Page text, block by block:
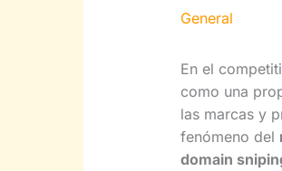
General
En el
como una
las marcas y
fenómeno del
domain